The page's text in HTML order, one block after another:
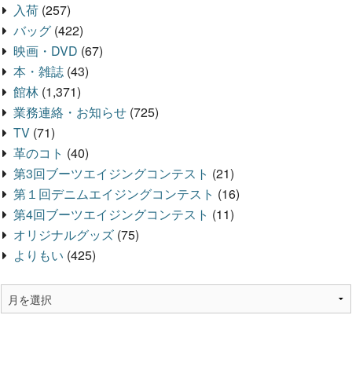
入荷 (257)
バッグ (422)
映画・DVD (67)
本・雑誌 (43)
館林 (1,371)
業務連絡・お知らせ (725)
TV (71)
革のコト (40)
第3回ブーツエイジングコンテスト (21)
第１回デニムエイジングコンテスト (16)
第4回ブーツエイジングコンテスト (11)
オリジナルグッズ (75)
よりもい (425)